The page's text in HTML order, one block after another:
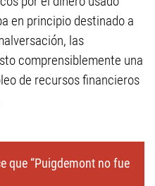
en principio destinado a
las
comprensiblemente una
de recursos financieros
que “Puigdemont no fue